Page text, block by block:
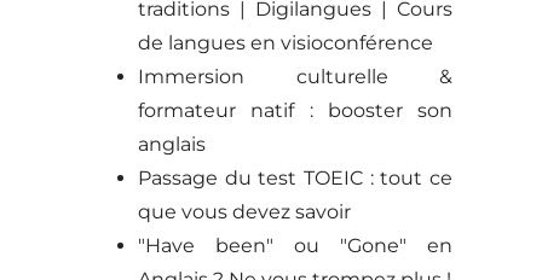
traditions | Digilangues | Cours
de langues en visioconférence
Immersion culturelle &
formateur natif : booster son
anglais
Passage du test TOEIC : tout ce
que vous devez savoir
"Have been" ou "Gone" en